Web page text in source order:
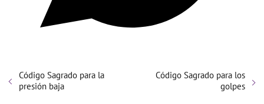
Código Sagrado para la
presión baja
Código Sagrado para los
golpes